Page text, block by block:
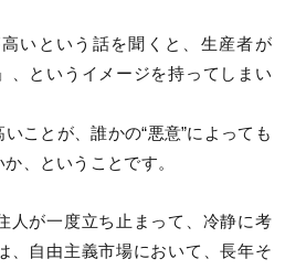
いという話を聞くと、生産者が
、というイメージを持ってしまい
ことが、誰かの“悪意”によっても
、ということです。
人が一度立ち止まって、冷静に考
、自由主義市場において、長年そ